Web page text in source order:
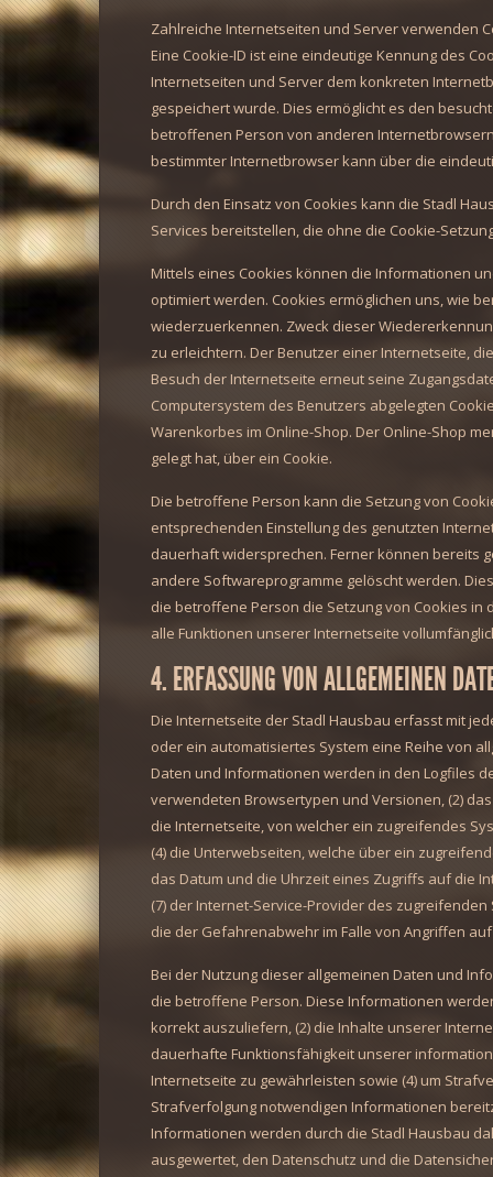
Zahlreiche Internetseiten und Server verwenden
Eine Cookie-ID ist eine eindeutige Kennung des
Internetseiten und Server dem konkreten
gespeichert wurde. Dies ermöglicht es den
betroffenen Person von anderen
bestimmter Internetbrowser kann über die
Durch den Einsatz von Cookies kann die Stadl
Services bereitstellen, die ohne die Cookie-
Mittels eines Cookies können die Informationen
optimiert werden. Cookies ermöglichen uns, wie
wiederzuerkennen. Zweck dieser
zu erleichtern. Der Benutzer einer Internetseite,
Besuch der Internetseite erneut seine
Computersystem des Benutzers abgelegten
Warenkorbes im Online-Shop. Der Online-Shop
gelegt hat, über ein Cookie.
Die betroffene Person kann die Setzung von
entsprechenden Einstellung des genutzten
dauerhaft widersprechen. Ferner können bereits
andere Softwareprogramme gelöscht werden.
die betroffene Person die Setzung von Cookies
alle Funktionen unserer Internetseite
4. ERFASSUNG VON ALLGEMEINEN
Die Internetseite der Stadl Hausbau erfasst mit
oder ein automatisiertes System eine Reihe von
Daten und Informationen werden in den Logfiles
verwendeten Browsertypen und Versionen, (2)
die Internetseite, von welcher ein zugreifendes
(4) die Unterwebseiten, welche über ein
das Datum und die Uhrzeit eines Zugriffs auf die
(7) der Internet-Service-Provider des
die der Gefahrenabwehr im Falle von Angriffen
Bei der Nutzung dieser allgemeinen Daten und
die betroffene Person. Diese Informationen
korrekt auszuliefern, (2) die Inhalte unserer
dauerhafte Funktionsfähigkeit unserer
Internetseite zu gewährleisten sowie (4) um
Strafverfolgung notwendigen Informationen
Informationen werden durch die Stadl Hausbau
ausgewertet, den Datenschutz und die